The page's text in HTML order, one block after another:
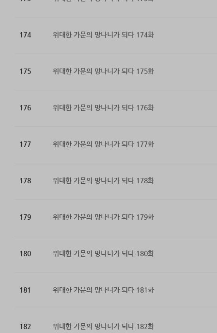
174 위대한 가문의 망나니가 되다 174화
175 위대한 가문의 망나니가 되다 175화
176 위대한 가문의 망나니가 되다 176화
177 위대한 가문의 망나니가 되다 177화
178 위대한 가문의 망나니가 되다 178화
179 위대한 가문의 망나니가 되다 179화
180 위대한 가문의 망나니가 되다 180화
181 위대한 가문의 망나니가 되다 181화
182 위대한 가문의 망나니가 되다 182화